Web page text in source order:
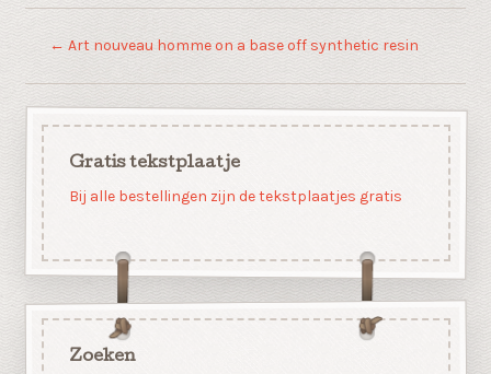
← Art nouveau homme on a base off synthetic resin
Gratis tekstplaatje
Bij alle bestellingen zijn de tekstplaatjes gratis
Zoeken